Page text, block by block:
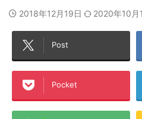
2018年12月19日 2020年10月
Post
Pocket